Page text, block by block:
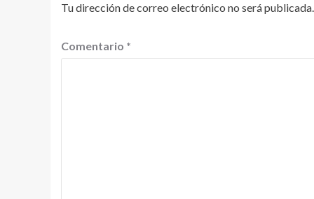
Tu dirección de correo electrónico no será publicada.
Comentario *